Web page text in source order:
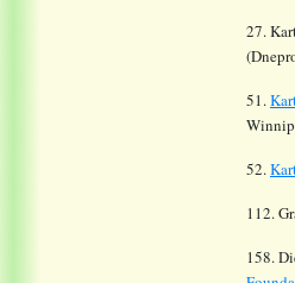
27.
51.
52.
112.
158.